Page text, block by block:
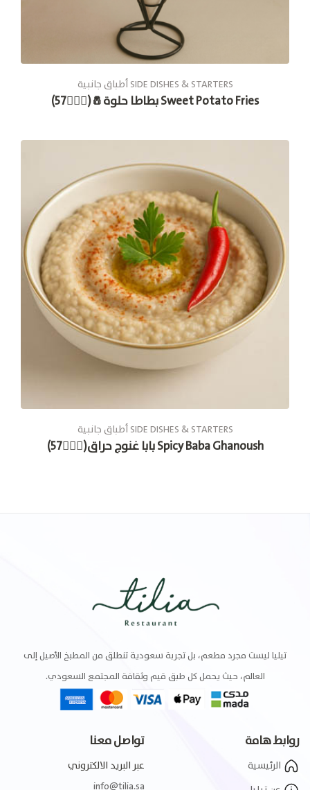
أطباق جانبية SIDE DISHES & STARTERS
بطاطا حلوة🧂(🚶🏽‍♂57) Sweet Potato Fries
أطباق جانبية SIDE DISHES & STARTERS
بابا غنوج حراق(🚶🏽‍♂57) Spicy Baba Ghanoush
تيليا ليست مجرد مطعم، بل تجربة سعودية تنطلق من المطبخ الأصيل إلى
العالم، حيث يحمل كل طبق قيم وثقافة المجتمع السعودي.
روابط هامة
الرئيسية
تواصل معنا
عبر البريد الالكتروني
info@tilia.sa